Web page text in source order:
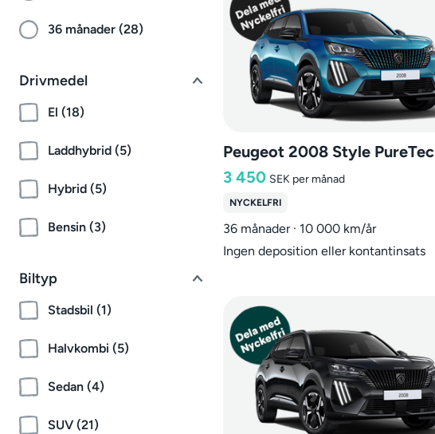
36 månader (28)
Drivmedel
El (18)
Laddhybrid (5)
Hybrid (5)
Bensin (3)
Biltyp
Stadsbil (1)
Halvkombi (5)
Sedan (4)
SUV (21)
Peugeot 2008 Style
3 450 SEK per månad
NYCKELFRI
36 månader · 10 000 km/år
Ingen deposition eller kontantinsats